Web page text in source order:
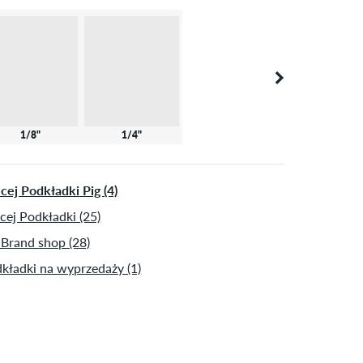
1/8" 1/4"
Podkładki Pig (4)
Podkładki (25)
shop (28)
na wyprzedaży (1)